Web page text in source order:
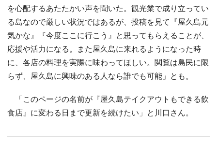
を心配するあたたかい声を聞いた。観光業で成り立ってい
る島なので厳しい状況ではあるが、投稿を見て『屋久島元
気かな』『今度ここに行こう』と思ってもらえることが、
応援や活力になる。また屋久島に来れるようになった時
に、各店の料理を実際に味わってほしい。閲覧は島民に限
らず、屋久島に興味のある人なら誰でも可能」とも。
「このページの名前が『屋久島テイクアウトもできる飲
食店』に変わる日まで更新を続けたい」と川口さん。